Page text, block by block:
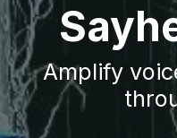
Amplify